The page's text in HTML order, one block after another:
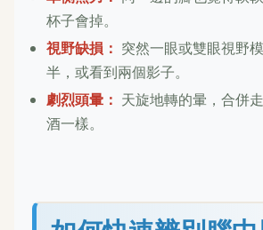
杯子會掉。
視野缺損： 突然一眼或雙眼視野
半，或看到兩個影子。
劇烈頭暈： 天旋地轉的暈，合併
酒一樣。